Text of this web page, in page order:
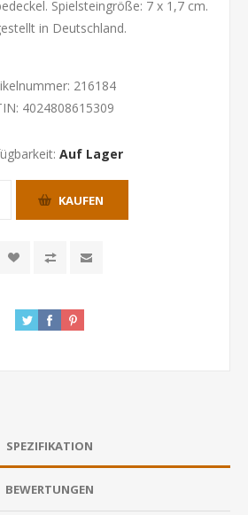
Spielsteingröße: 7 x 1,7 cm.
in Deutschland.
216184
4024808615309
Auf Lager
KAUFEN
SPEZIFIKATION
BEWERTUNGEN